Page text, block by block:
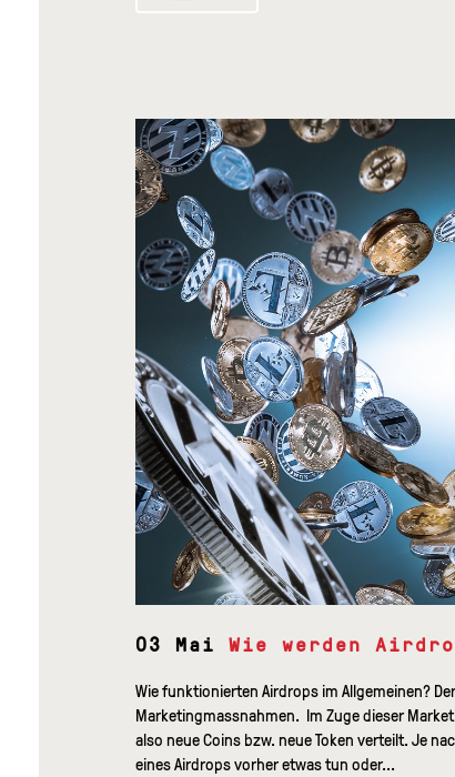
03 Mai Wie werden
Wie funktionierten Airdrops im Allgemeinen?
Marketingmassnahmen. Im Zuge dieser
also neue Coins bzw. neue Token verteilt. Je
eines Airdrops vorher etwas tun oder...